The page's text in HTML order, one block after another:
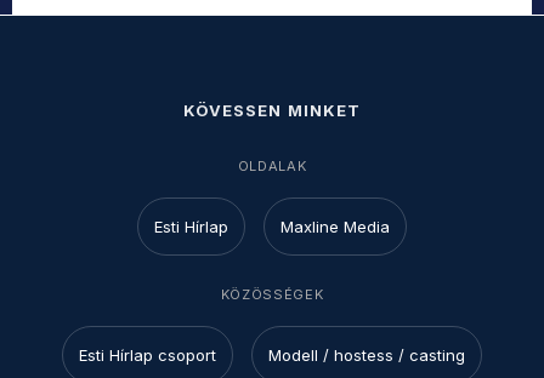
KÖVESSEN MINKET
OLDALAK
Esti Hírlap Maxline Media
KÖZÖSSÉGEK
Esti Hírlap csoport Modell / hostess / casting